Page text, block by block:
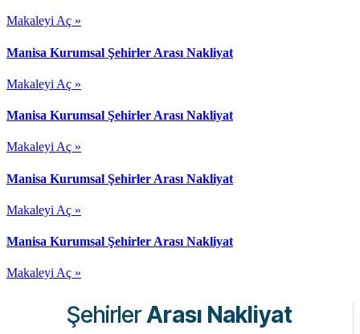
Makaleyi Aç »
Manisa Kurumsal Şehirler Arası Nakliyat
Makaleyi Aç »
Manisa Kurumsal Şehirler Arası Nakliyat
Makaleyi Aç »
Manisa Kurumsal Şehirler Arası Nakliyat
Makaleyi Aç »
Manisa Kurumsal Şehirler Arası Nakliyat
Makaleyi Aç »
ŞehirlerArası Nakliyat